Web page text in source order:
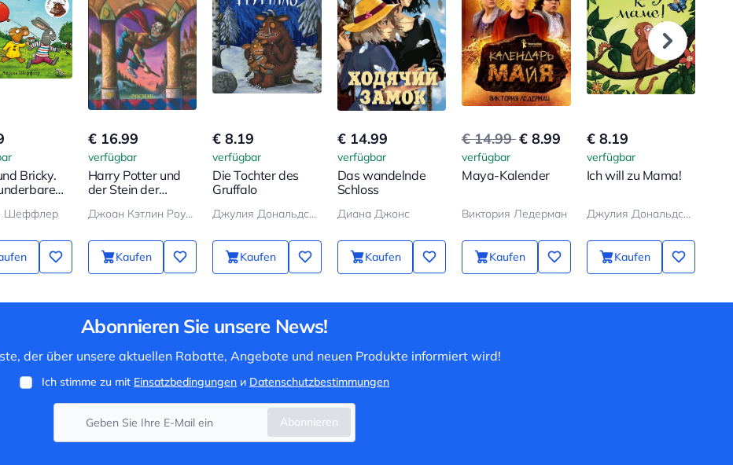
Bricky.
Шеффлер
€ 16.99
verfügbar
Harry Potter und
der Stein der
Джоан Кэтлин Роулинг
Kaufen
€ 8.19
verfügbar
Die Tochter des
Gruffalo
Джулия Дональдсон
Kaufen
€ 14.99
verfügbar
Das wandelnde
Schloss
Диана Джонс
Kaufen
€ 14.99€ 8.99
verfügbar
Maya-Kalender
Виктория Ледерман
Kaufen
€ 8.19
verfügbar
Ich will zu Mama!
Джулия Дональдсон, Аксель Шеффлер
Kaufen
Abonnieren Sie unsere News!
der über unsere aktuellen Rabatte, Angebote und neuen Produkte informiert wird!
Ich stimme zu mit Einsatzbedingungen и Datenschutzbestimmungen
Abonnieren